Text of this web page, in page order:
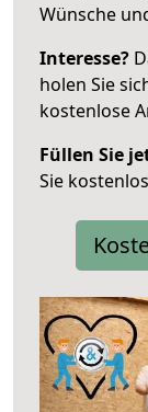
Wünsche
Interesse?
holen Sie
kostenlose
Füllen Sie
Sie